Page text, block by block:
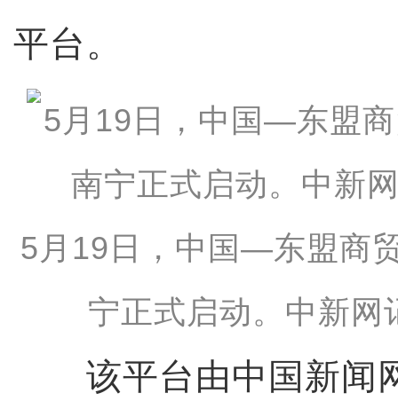
平台。
5月19日，中国—东盟商
宁正式启动。中新网
该平台由中国新闻